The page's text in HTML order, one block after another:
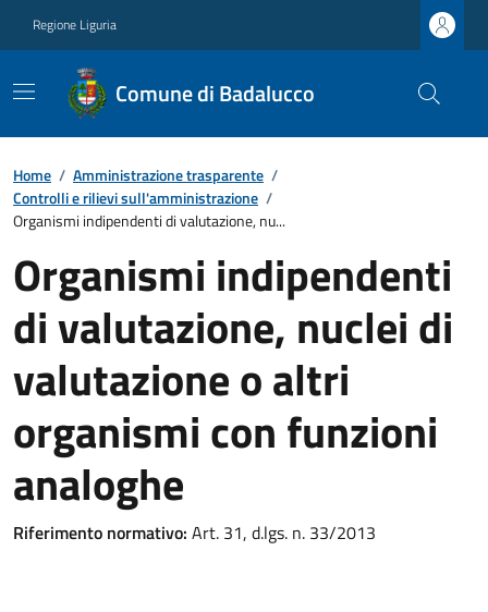
Regione Liguria
Comune di Badalucco
Home / Amministrazione trasparente /
Controlli e rilievi sull'amministrazione /
Organismi indipendenti di valutazione, nu...
Organismi indipendenti
di valutazione, nuclei di
valutazione o altri
organismi con funzioni
analoghe
Riferimento normativo: Art. 31, d.lgs. n. 33/2013